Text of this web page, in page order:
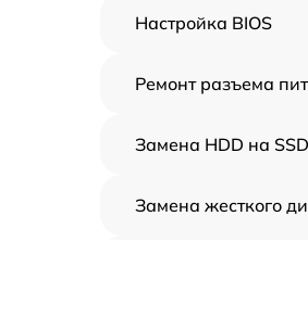
Настройка BIOS
Ремонт разъема
Замена HDD на SSD
Замена жесткого